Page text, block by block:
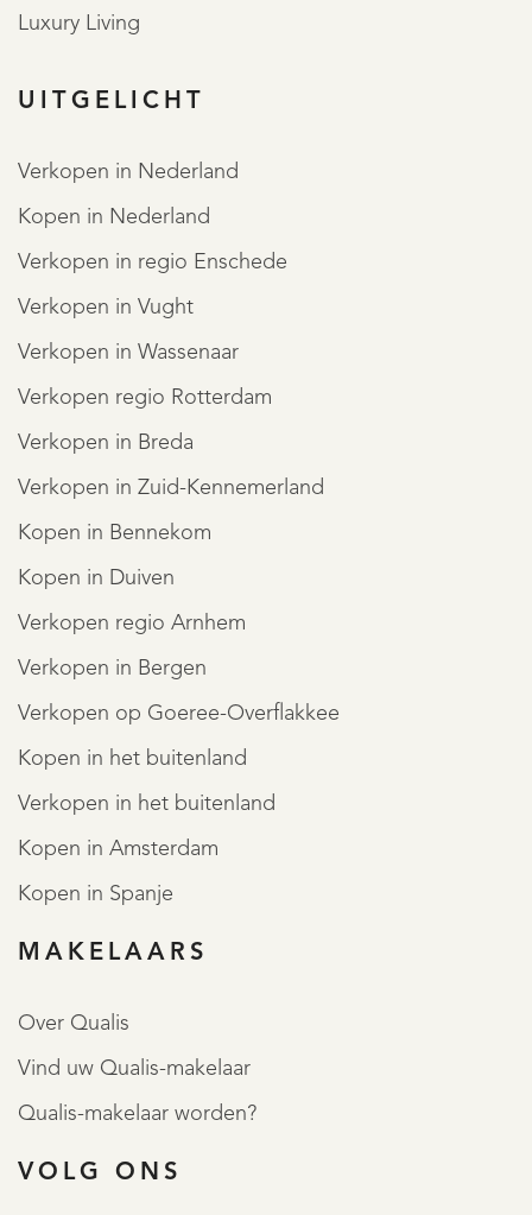
Luxury Living
UITGELICHT
Verkopen in Nederland
Kopen in Nederland
Verkopen in regio Enschede
Verkopen in Vught
Verkopen in Wassenaar
Verkopen regio Rotterdam
Verkopen in Breda
Verkopen in Zuid-Kennemerland
Kopen in Bennekom
Kopen in Duiven
Verkopen regio Arnhem
Verkopen in Bergen
Verkopen op Goeree-Overflakkee
Kopen in het buitenland
Verkopen in het buitenland
Kopen in Amsterdam
Kopen in Spanje
MAKELAARS
Over Qualis
Vind uw Qualis-makelaar
Qualis-makelaar worden?
VOLG ONS